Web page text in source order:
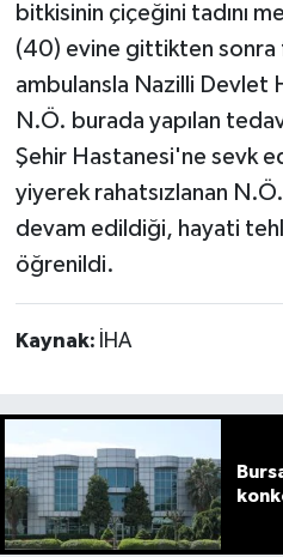
bitkisinin çiçeğini tadını
(40) evine gittikten sonra
ambulansla Nazilli Devlet
N.Ö. burada yapılan
Şehir Hastanesi'ne sevk
yiyerek rahatsızlanan
devam edildiği, hayati
öğrenildi.
Kaynak: İHA